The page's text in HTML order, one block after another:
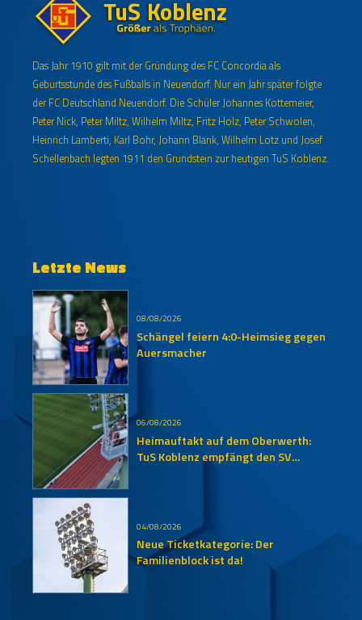
Das Jahr 1910 gilt mit der Gründung des FC Concordia als
Geburtsstunde des Fußballs in Neuendorf. Nur ein Jahr später folgte
der FC Deutschland Neuendorf. Die Schüler Johannes Kottemeier,
Peter Nick, Peter Miltz, Wilhelm Miltz, Fritz Holz, Peter Schwolen,
Heinrich Lamberti, Karl Bohr, Johann Blank, Wilhelm Lotz und Josef
Schellenbach legten 1911 den Grundstein zur heutigen TuS Koblenz.
Letzte News
08/08/2026
Schängel feiern 4:0-Heimsieg gegen
Auersmacher
06/08/2026
Heimauftakt auf dem Oberwerth:
TuS Koblenz empfängt den SV
04/08/2026
Neue Ticketkategorie: Der
Familienblock ist da!